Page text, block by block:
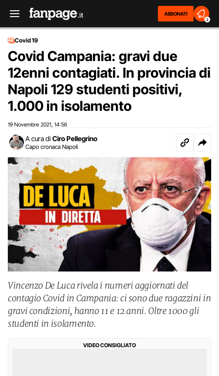
ABBONATI
2
Covid 19
Covid Campania: gravi due
12enni contagiati. In provincia di
Napoli 129 studenti positivi,
1.000 in isolamento
19 Novembre 2021 14:56
A cura di Ciro Pellegrino
Capo cronaca Napoli
Vincenzo De Luca rivela i numeri aggiornati del
contagio Covid in Campania: ci sono due ragazzini in
gravi condizioni, hanno 11 e 12 anni. Oltre 1000 gli
studenti in isolamento.
VIDEO CONSIGLIATO